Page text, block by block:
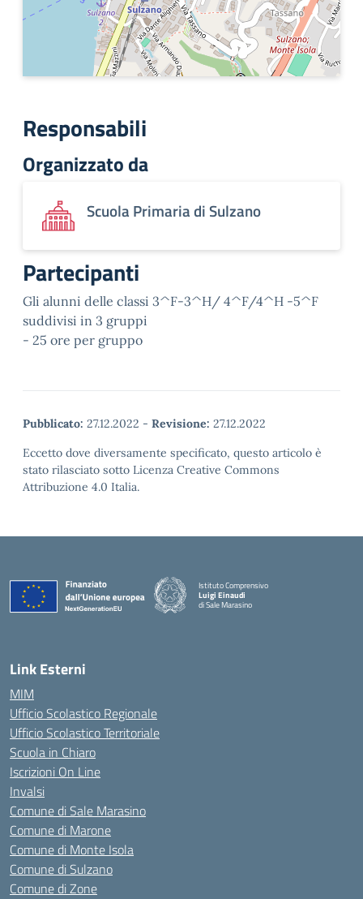
Responsabili
Organizzato da
Scuola Primaria di Sulzano
Partecipanti
Gli alunni delle classi 3^F-3^H/ 4^F/4^H -5^F
suddivisi in 3 gruppi
- 25 ore per gruppo
Pubblicato: 27.12.2022 - Revisione: 27.12.2022
Eccetto dove diversamente specificato, questo articolo è
stato rilasciato sotto Licenza Creative Commons
Attribuzione 4.0 Italia.
Istituto Comprensivo
Luigi Einaudi
di Sale Marasino
Link Esterni
MIM
Ufficio Scolastico Regionale
Ufficio Scolastico Territoriale
Scuola in Chiaro
Iscrizioni On Line
Invalsi
Comune di Sale Marasino
Comune di Marone
Comune di Monte Isola
Comune di Sulzano
Comune di Zone